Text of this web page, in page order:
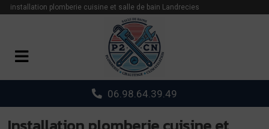
installation plomberie cuisine et salle de bain Landrecies
06.98.64.39.49
Panneau de gestion des cookies